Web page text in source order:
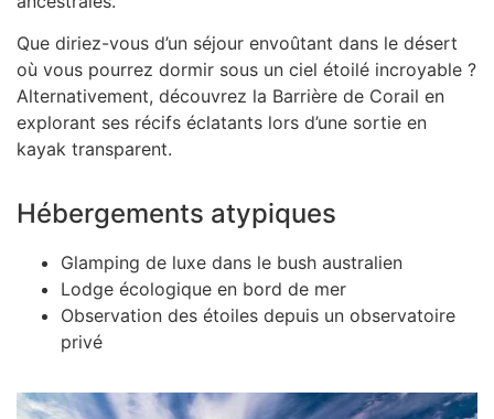
Que diriez-vous d’un séjour envoûtant dans le désert
où vous pourrez dormir sous un ciel étoilé incroyable ?
Alternativement, découvrez la Barrière de Corail en
explorant ses récifs éclatants lors d’une sortie en
kayak transparent.
Hébergements atypiques
Glamping de luxe dans le bush australien
Lodge écologique en bord de mer
Observation des étoiles depuis un observatoire
privé